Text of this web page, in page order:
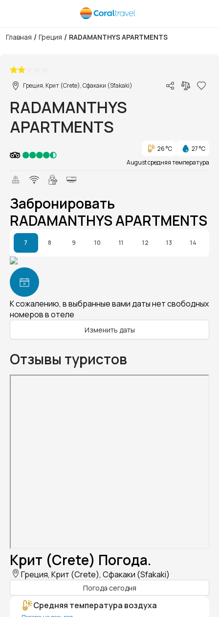
Главная / Греция / RADAMANTHYS APARTMENTS
Греция, Крит (Crete), Сфакаки (Sfakaki)
RADAMANTHYS
APARTMENTS
26 °C
27 °C
August средняя температура
Забронировать
RADAMANTHYS APARTMENTS
7 8 9 10 11 12 13 14
К сожалению, в выбранные вами даты нет свободных
номеров в отеле
Изменить даты
Отзывы туристов
Крит (Crete) Погода.
Греция, Крит (Crete), Сфакаки (Sfakaki)
Погода сегодня
Средняя температура воздуха